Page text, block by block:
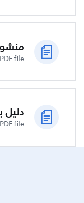
PDF file
دليل
PDF file